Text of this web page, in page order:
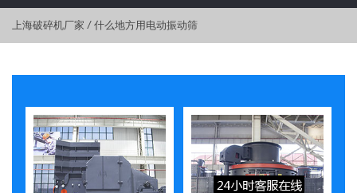
上海破碎机厂家 / 什么地方用电动振动筛